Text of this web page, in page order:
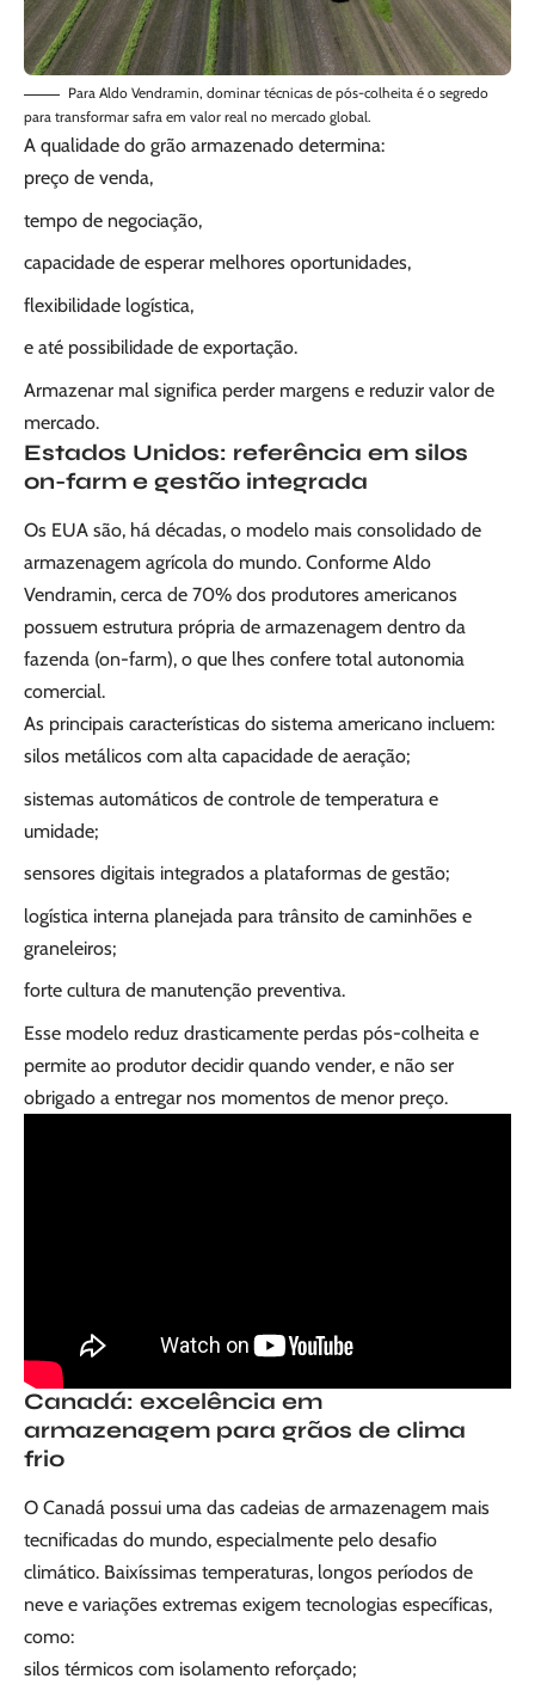
Para Aldo Vendramin, dominar técnicas de pós-colheita é o segredo
para transformar safra em valor real no mercado global.
A qualidade do grão armazenado determina:
preço de venda,
tempo de negociação,
capacidade de esperar melhores oportunidades,
flexibilidade logística,
e até possibilidade de exportação.
Armazenar mal significa perder margens e reduzir valor de
mercado.
Estados Unidos: referência em silos
on-farm e gestão integrada
Os EUA são, há décadas, o modelo mais consolidado de
armazenagem agrícola do mundo. Conforme Aldo
Vendramin, cerca de 70% dos produtores americanos
possuem estrutura própria de armazenagem dentro da
fazenda (on-farm), o que lhes confere total autonomia
comercial.
As principais características do sistema americano incluem:
silos metálicos com alta capacidade de aeração;
sistemas automáticos de controle de temperatura e
umidade;
sensores digitais integrados a plataformas de gestão;
logística interna planejada para trânsito de caminhões e
graneleiros;
forte cultura de manutenção preventiva.
Esse modelo reduz drasticamente perdas pós-colheita e
permite ao produtor decidir quando vender, e não ser
obrigado a entregar nos momentos de menor preço.
Canadá: excelência em
armazenagem para grãos de clima
frio
O Canadá possui uma das cadeias de armazenagem mais
tecnificadas do mundo, especialmente pelo desafio
climático. Baixíssimas temperaturas, longos períodos de
neve e variações extremas exigem tecnologias específicas,
como:
silos térmicos com isolamento reforçado;